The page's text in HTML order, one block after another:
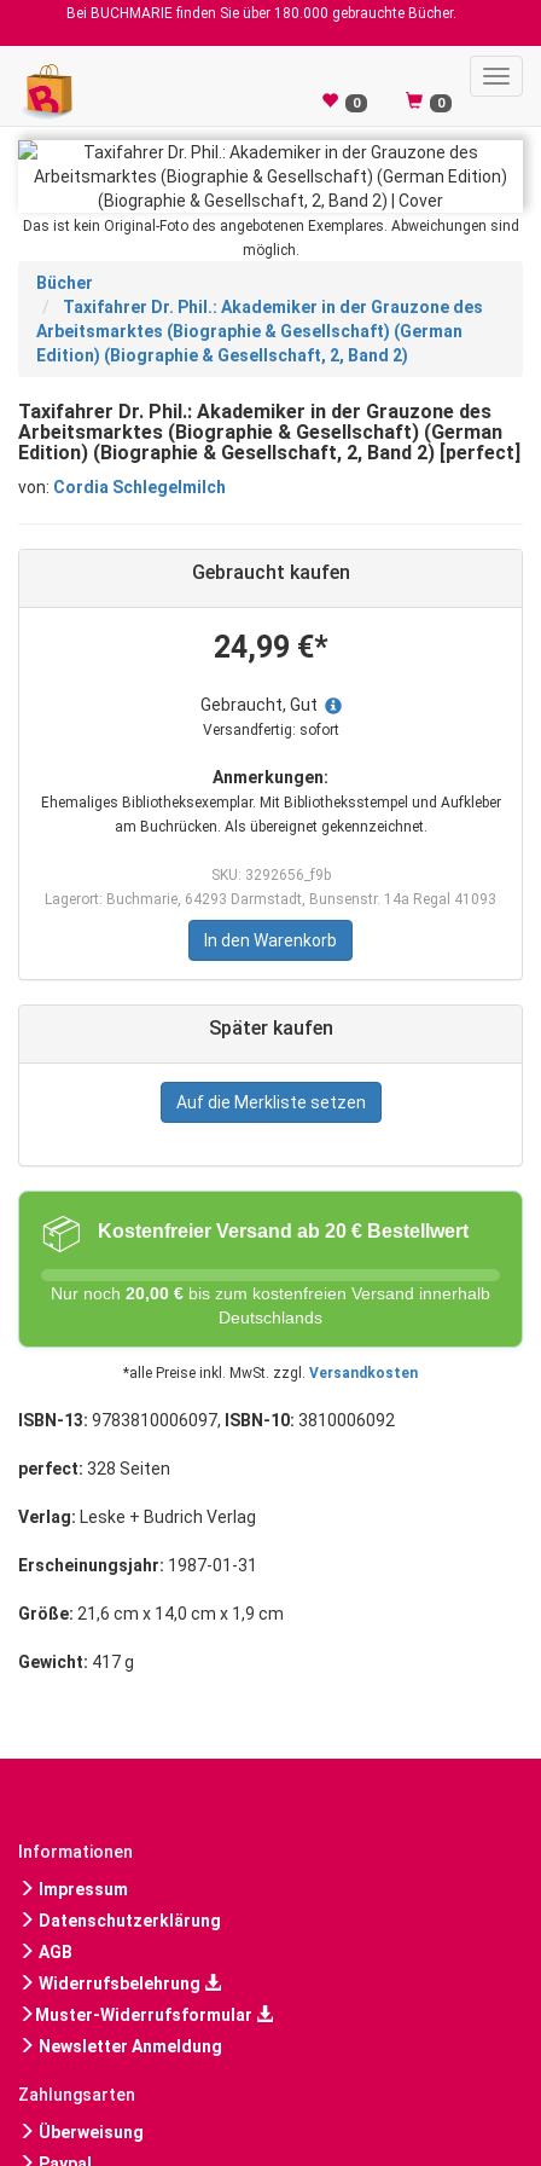
Bei BUCHMARIE finden Sie über 180.000 gebrauchte Bücher.
0 0
Das ist kein Original-Foto des angebotenen Exemplares. Abweichungen sind
möglich.
Bücher
Taxifahrer Dr. Phil.: Akademiker in der Grauzone des
Arbeitsmarktes (Biographie & Gesellschaft) (German
Edition) (Biographie & Gesellschaft, 2, Band 2)
Taxifahrer Dr. Phil.: Akademiker in der Grauzone des
Arbeitsmarktes (Biographie & Gesellschaft) (German
Edition) (Biographie & Gesellschaft, 2, Band 2) [perfect]
von: Cordia Schlegelmilch
Gebraucht kaufen
24,99 €*
Gebraucht, Gut
Versandfertig: sofort
Anmerkungen:
Ehemaliges Bibliotheksexemplar. Mit Bibliotheksstempel und Aufkleber
am Buchrücken. Als übereignet gekennzeichnet.
SKU: 3292656_f9b
Lagerort: Buchmarie, 64293 Darmstadt, Bunsenstr. 14a Regal 41093
In den Warenkorb
Später kaufen
Auf die Merkliste setzen
📦 Kostenfreier Versand ab 20 € Bestellwert
Nur noch 20,00 € bis zum kostenfreien Versand innerhalb
Deutschlands
*alle Preise inkl. MwSt. zzgl. Versandkosten
ISBN-13: 9783810006097, ISBN-10: 3810006092
perfect: 328 Seiten
Verlag: Leske + Budrich Verlag
Erscheinungsjahr: 1987-01-31
Größe: 21,6 cm x 14,0 cm x 1,9 cm
Gewicht: 417 g
Informationen
Impressum
Datenschutzerklärung
AGB
Widerrufsbelehrung
Muster-Widerrufsformular
Newsletter Anmeldung
Zahlungsarten
Überweisung